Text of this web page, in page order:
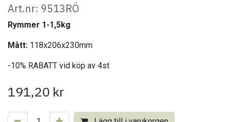
Art.nr: 9513RÖ
Rymmer 1-1,5kg
Mått: 118x206x230mm
-10% RABATT vid köp av 4st
191,20 kr